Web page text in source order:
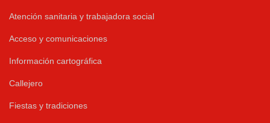
Atención sanitaria y trabajadora social
Acceso y comunicaciones
Información cartográfica
Callejero
Fiestas y tradiciones